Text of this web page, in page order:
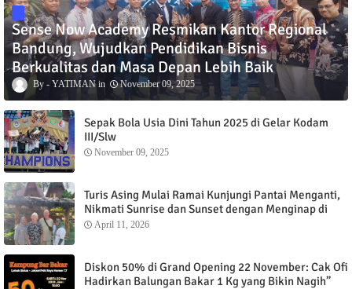
Sense Now Academy Resmikan Kantor Regional
Bandung, Wujudkan Pendidikan Bisnis
Berkualitas dan Masa Depan Lebih Baik
YATIMAN November 09, 2025
Sepak Bola Usia Dini Tahun 2025 di Gelar Kodam
III/Slw
November 09, 2025
Turis Asing Mulai Ramai Kunjungi Pantai Menganti,
Nikmati Sunrise dan Sunset dengan Menginap di
Menganti Cottage
April 11, 2026
Diskon 50% di Grand Opening 22 November: Cak Ofi
Hadirkan Balungan Bakar 1 Kg yang Bikin Nagih”